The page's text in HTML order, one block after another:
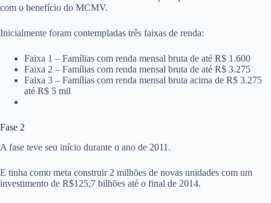
com o benefício do MCMV.
Inicialmente foram contempladas três faixas de renda:
Faixa 1 – Famílias com renda mensal bruta de até R$ 1.600
Faixa 2 – Famílias com renda mensal bruta de até R$ 3.275
Faixa 3 – Famílias com renda mensal bruta acima de R$ 3.275
até R$ 5 mil
Fase 2
A fase teve seu início durante o ano de 2011.
E tinha como meta construir 2 milhões de novas unidades com um
investimento de R$125,7 bilhões até o final de 2014.